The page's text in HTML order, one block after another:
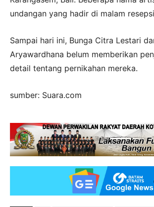
undangan yang hadir di malam
Sampai hari ini, Bunga Citra Lestari
Aryawardhana belum memberikan
detail tentang pernikahan mereka.
sumber: Suara.com